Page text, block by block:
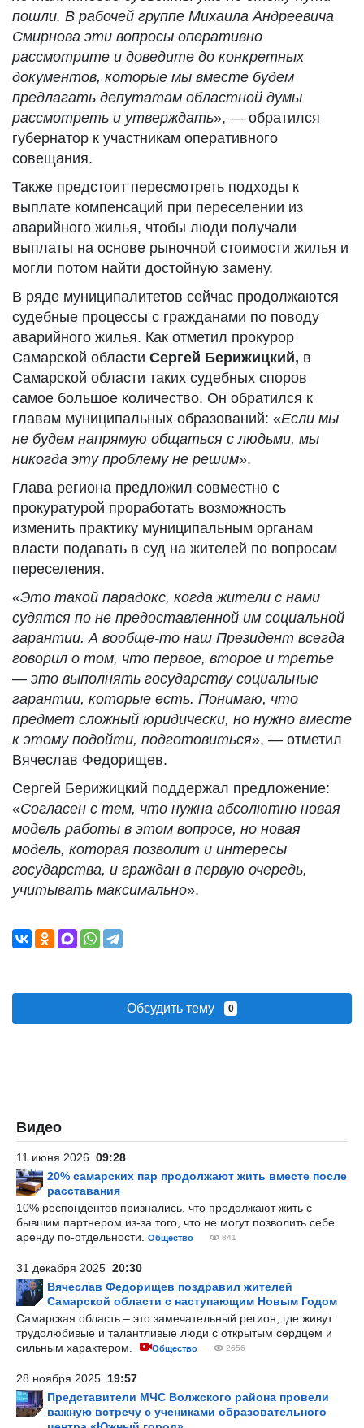
пошли. В рабочей группе Михаила Андреевича
Смирнова эти вопросы оперативно
рассмотрите и доведите до конкретных
документов, которые мы вместе будем
предлагать депутатам областной думы
рассмотреть и утверждать», — обратился
губернатор к участникам оперативного
совещания.
Также предстоит пересмотреть подходы к
выплате компенсаций при переселении из
аварийного жилья, чтобы люди получали
выплаты на основе рыночной стоимости жилья и
могли потом найти достойную замену.
В ряде муниципалитетов сейчас продолжаются
судебные процессы с гражданами по поводу
аварийного жилья. Как отметил прокурор
Самарской области Сергей Берижицкий, в
Самарской области таких судебных споров
самое большое количество. Он обратился к
главам муниципальных образований: «Если мы
не будем напрямую общаться с людьми, мы
никогда эту проблему не решим».
Глава региона предложил совместно с
прокуратурой проработать возможность
изменить практику муниципальным органам
власти подавать в суд на жителей по вопросам
переселения.
«Это такой парадокс, когда жители с нами
судятся по не предоставленной им социальной
гарантии. А вообще-то наш Президент всегда
говорил о том, что первое, второе и третье
— это выполнять государству социальные
гарантии, которые есть. Понимаю, что
предмет сложный юридически, но нужно вместе
к этому подойти, подготовиться», — отметил
Вячеслав Федорищев.
Сергей Берижицкий поддержал предложение:
«Согласен с тем, что нужна абсолютно новая
модель работы в этом вопросе, но новая
модель, которая позволит и интересы
государства, и граждан в первую очередь,
учитывать максимально».
Обсудить тему 0
Видео
11 июня 2026 09:28
20% самарских пар продолжают жить вместе после
расставания
10% респондентов признались, что продолжают жить с
бывшим партнером из-за того, что не могут позволить себе
аренду по-отдельности.
Общество 841
31 декабря 2025 20:30
Вячеслав Федорищев поздравил жителей
Самарской области с наступающим Новым Годом
Самарская область – это замечательный регион, где живут
трудолюбивые и талантливые люди с открытым сердцем и
сильным характером.
Общество 2656
28 ноября 2025 19:57
Представители МЧС Волжского района провели
важную встречу с учениками образовательного